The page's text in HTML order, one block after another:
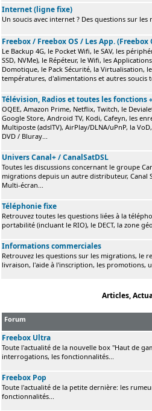
Internet (ligne fixe)
Un soucis avec internet ? Des questions sur les
Freebox / Freebox OS / Les App. (Freebox
Le Backup 4G, le Pocket Wifi, le SAV, les
SSD, NVMe), le Répéteur, le Wifi, les
Domotique, le Pack Sécurité, la Virtualisation,
températures, d'alimentations et autres soucis
Télévision, Radios et toutes les fonctions
OQEE, Amazon Prime, Netflix, Twitch, le
Google Store, Android TV, Kodi, Cafeyn, les
Multiposte (adslTV), AirPlay/DLNA/uPnP, la
DVD / Bluray...
Univers Canal+ / CanalSatDSL
Toutes les discussions concernant le groupe
migrations depuis un autre distributeur, Canal
Multi-écran...
Téléphonie fixe
Retrouvez toutes les questions liées à la
portabilité (incluant le RIO), le DECT, la zone
Informations commerciales
Retrouvez les questions sur les migrations, le
livraison, l'aide à l'inscription, les promotions,
Articles,
Forum
Freebox Ultra
Toute l'actualité de la nouvelle box "Haut de
interrogations, les fonctionnalités...
Freebox Pop
Toute l'actualité de la petite dernière: les
fonctionnalités...